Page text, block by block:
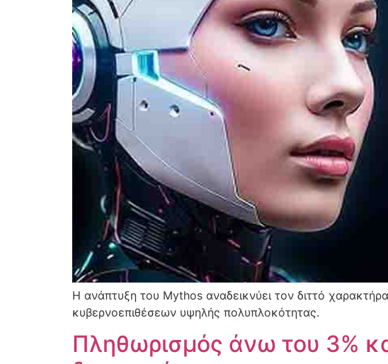
Η ανάπτυξη του Mythos αναδεικνύει τον διττό
κυβερνοεπιθέσεων υψηλής πολυπλοκότητας.
Πληθωρισμός άνω του 3%